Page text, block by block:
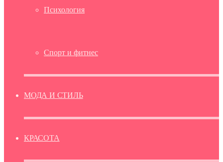
Психология
Спорт и фитнес
МОДА И СТИЛЬ
КРАСОТА